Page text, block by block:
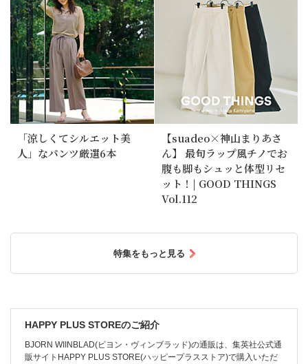
「涼しくてシルエット美
人」なパンツ厳選6本
【suadeo×神山まりあさ
ん】 最旬ラップ風チノでお
腹も脚もシュッと体型リセ
ット！| GOOD THINGS
Vol.112
特集をもっと見る
HAPPY PLUS STOREのご紹介
BJORN WIINBLAD(ビヨン・ヴィンブラッド)の通販は、集英社公式通
販サイトHAPPY PLUS STORE(ハッピープラスストア)で購入いただ